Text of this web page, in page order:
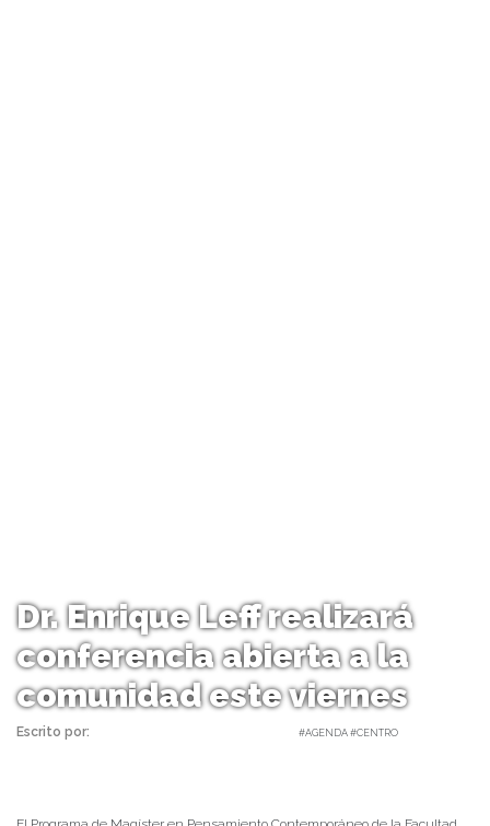
Dr. Enrique Leff realizará
conferencia abierta a la
comunidad este viernes
Escrito por: #AGENDA #CENTRO